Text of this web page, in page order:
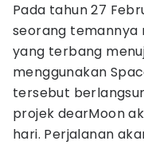
Pada tahun 27
seorang temannya
yang terbang
menggunakan
tersebut
projek dearMoon
hari. Perjalanan